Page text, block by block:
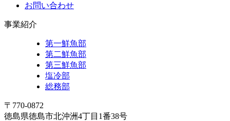
お問い合わせ
事業紹介
第一鮮魚部
第二鮮魚部
第三鮮魚部
塩冷部
総務部
〒770-0872
徳島県徳島市北沖洲4丁目1番38号